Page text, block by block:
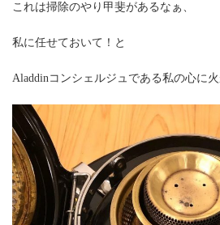
これは掃除のやり甲斐があるなぁ、
私に任せておいて！と
Aladdinコンシェルジュである私の心に火